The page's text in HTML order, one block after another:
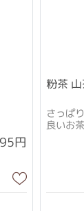
円
粉茶
さっぱ
良いお茶